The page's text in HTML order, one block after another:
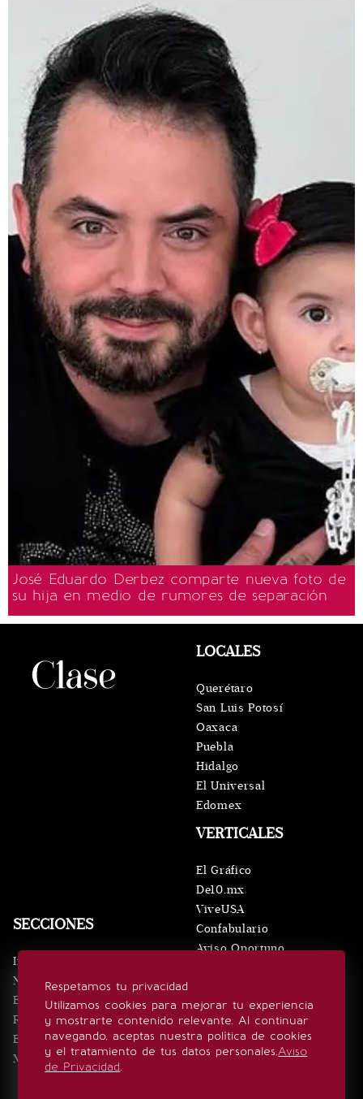
José Eduardo Derbez comparte nueva foto de
su hija en medio de rumores de separación
Respetamos tu privacidad
Utilizamos cookies para mejorar tu experiencia
y mostrarte contenido relevante. Al continuar
navegando, aceptas nuestra política de cookies
y el tratamiento de tus datos personales.Aviso
de Privacidad.
SECCIONES
Inicio
Noticias
Eventos
Realeza
Estilo de vida
Minuto x Minuto
VERTICALES
El Gráfico
De10.mx
ViveUSA
Confabulario
Aviso Oportuno
LOCALES
Querétaro
San Luis Potosí
Oaxaca
Puebla
Hidalgo
El Universal
Edomex
SÍGUENOS